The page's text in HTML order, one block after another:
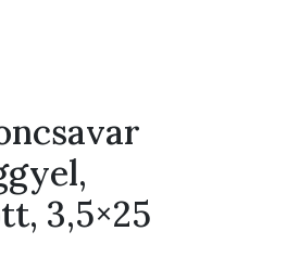
3,5×25